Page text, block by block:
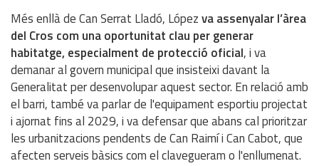
Més enllà de Can Serrat Lladó, Lópezva assenyalar l’àrea
del Cros com una oportunitat clau per generar
habitatge, especialment de protecció oficial, i va
demanar al govern municipal que insisteixi davant la
Generalitat per desenvolupar aquest sector. En relació amb
el barri, també va parlar de l'equipament esportiu projectat
i ajornat fins al 2029, i va defensar que abans cal prioritzar
les urbanitzacions pendents de Can Raimí i Can Cabot, que
afecten serveis bàsics com el clavegueram o l'enllumenat.